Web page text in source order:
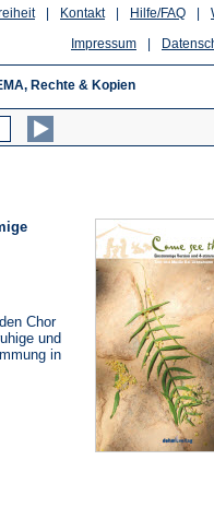
Hilfe/FAQ
Kontakt
Impressum
Rechte & Kopien
Chor
und
in